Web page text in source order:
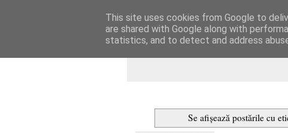
Dulcegarii
Se afișează postările cu
This site uses cookies from Google to
are shared with Google along with
statistics, and to detect and address